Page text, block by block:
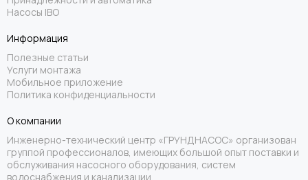
Насосы IBO
Информация
Полезные статьи
Услуги монтажа
Мобильное приложение
Политика конфиденциальности
О компании
Инженерно-технический центр «ГРУНДНАСОС» организован
группой профессионалов, имеющих большой опыт поставки и
обслуживания насосного оборудования, систем
водоснабжения и канализации.